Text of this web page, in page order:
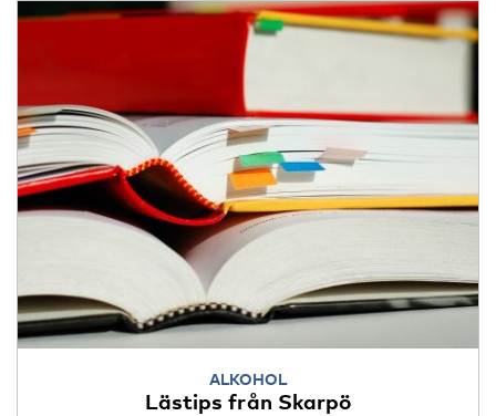
ALKOHOL
Lästips från Skarpö